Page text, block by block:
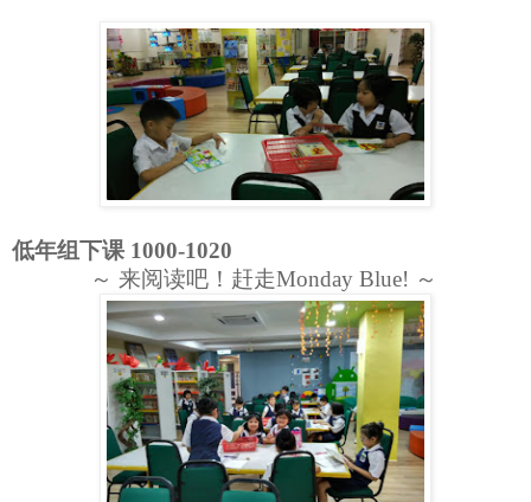
低年组下课 1000-1020
～ 来阅读吧！赶走Monday Blue! ～